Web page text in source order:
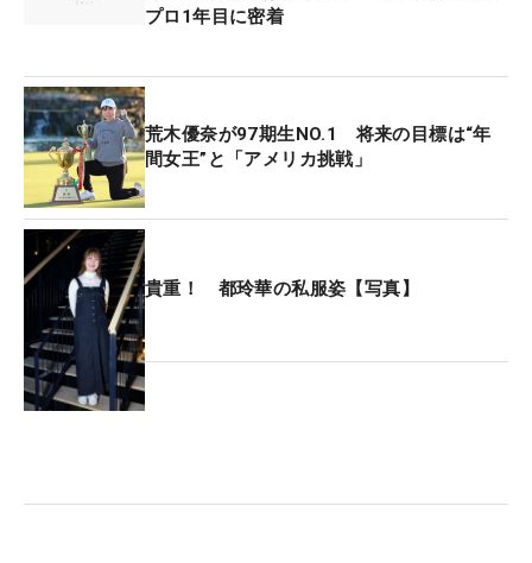
万円前後だったが、攻めの姿勢を貫いて56万2500
来季前半戦の出場権をかけたファイナルQTは74位
に終わり、厳しい状況となった。「4日間ずっと調
子が上がらなくて、最後までズルズルいってしまい
ました。納得のいくゴルフは1回もできなかったで
す」。来季はステップ・アップ・ツアーを主戦場と
し、「まずは絶対に1勝を挙げる。初優勝したいで
す」と下部からの這い上がりを誓う。
ところで、日本女子プロゴルフ協会（JLPGA）のプ
ロフィールを見ると、中村心の英語表記は「Cocoro
プロ1年目に密着
荒木優奈が97期生NO.1 将来の目標は“年
間女王”と「アメリカ挑戦」
貴重！ 都玲華の私服姿【写真】